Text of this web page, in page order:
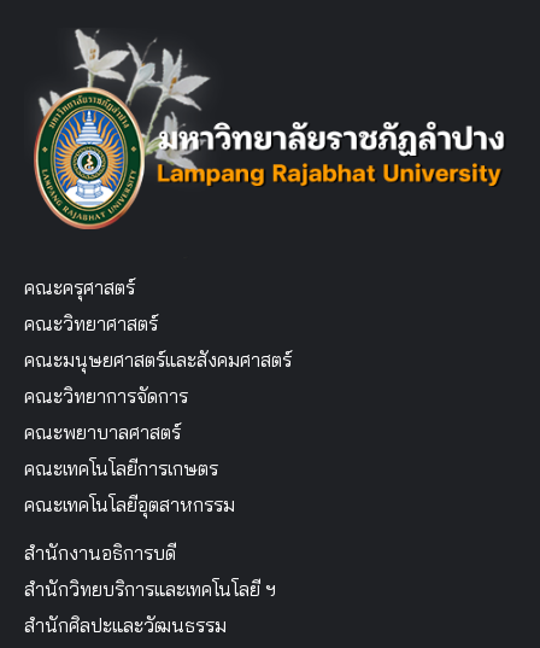
คณะครุศาสตร์
คณะวิทยาศาสตร์
คณะมนุษยศาสตร์และสังคมศาสตร์
คณะวิทยาการจัดการ
คณะพยาบาลศาสตร์
คณะเทคโนโลยีการเกษตร
คณะเทคโนโลยีอุตสาหกรรม
สำนักงานอธิการบดี
สำนักวิทยบริการและเทคโนโลยี ฯ
สำนักศิลปะและวัฒนธรรม